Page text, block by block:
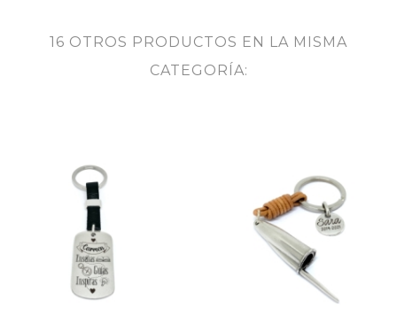
16 OTROS PRODUCTOS EN LA MISMA
CATEGORÍA: